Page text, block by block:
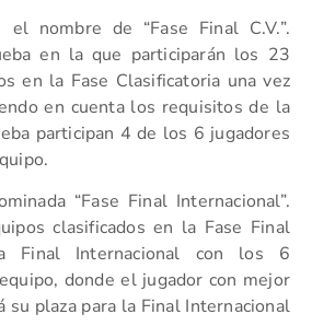
el nombre de “Fase Final C.V.”.
en la que participarán los 23
en la Fase Clasificatoria una vez
en cuenta los requisitos de la
participan 4 de los 6 jugadores
“Fase Final Internacional”.
clasificados en la Fase Final
Final Internacional con los 6
donde el jugador con mejor
su plaza para la Final Internacional